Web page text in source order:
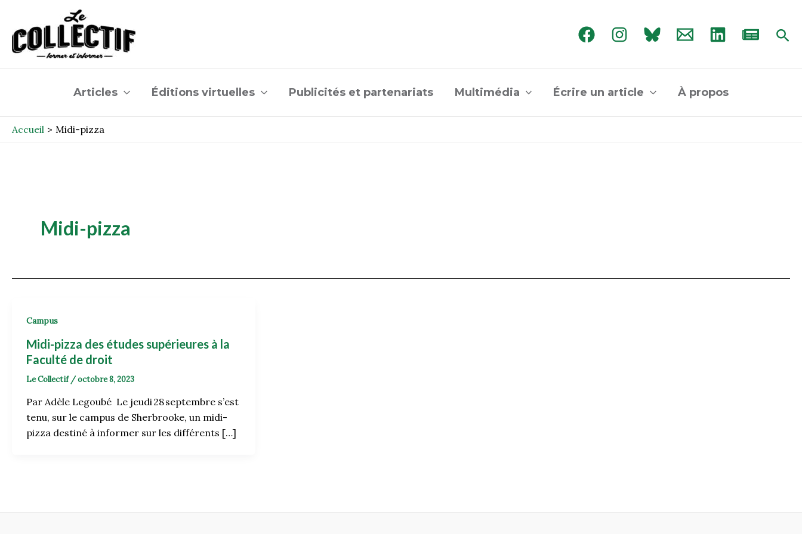
contenu
Articles Éditions virtuelles Publicités et partenariats Multimédia Écrire un article À propos
Accueil Midi-pizza
Midi-pizza
Campus
Midi-pizza des études supérieures à la
Faculté de droit
Le Collectif /octobre 8, 2023
Par Adèle Legoubé Le jeudi 28 septembre s’est
tenu, sur le campus de Sherbrooke, un midi-
pizza destiné à informer sur les différents […]